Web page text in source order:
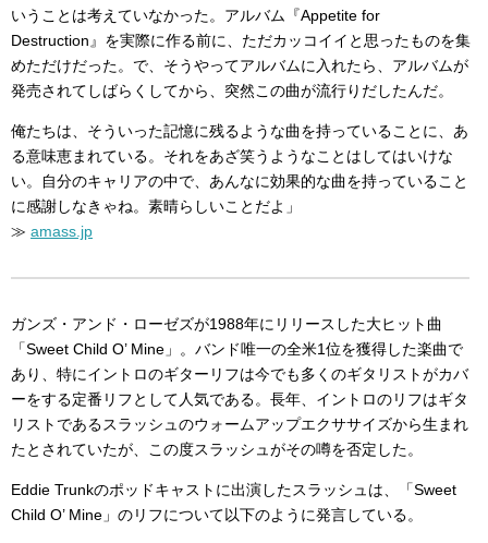
いうことは考えていなかった。アルバム『Appetite for
Destruction』を実際に作る前に、ただカッコイイと思ったものを集
めただけだった。で、そうやってアルバムに入れたら、アルバムが
発売されてしばらくしてから、突然この曲が流行りだしたんだ。
俺たちは、そういった記憶に残るような曲を持っていることに、あ
る意味恵まれている。それをあざ笑うようなことはしてはいけな
い。自分のキャリアの中で、あんなに効果的な曲を持っていること
に感謝しなきゃね。素晴らしいことだよ」
≫ amass.jp
ガンズ・アンド・ローゼズが1988年にリリースした大ヒット曲
「Sweet Child O’ Mine」。バンド唯一の全米1位を獲得した楽曲で
あり、特にイントロのギターリフは今でも多くのギタリストがカバ
ーをする定番リフとして人気である。長年、イントロのリフはギタ
リストであるスラッシュのウォームアップエクササイズから生まれ
たとされていたが、この度スラッシュがその噂を否定した。
Eddie Trunkのポッドキャストに出演したスラッシュは、「Sweet
Child O’ Mine」のリフについて以下のように発言している。